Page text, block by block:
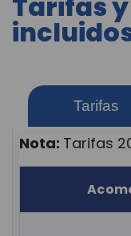
Tarifas
Nota: Tarifas